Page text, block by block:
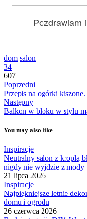
Pozdrawiam
dom salon
34
607
Poprzedni
Przepis na ogórki kiszone.
Następny
Balkon w bloku w stylu
You may also like
Inspiracje
Neutralny salon z kroplą
nigdy nie wyjdzie z mody
21 lipca 2026
Inspiracje
Najpiękniejsze letnie
domu i ogrodu
26 czerwca 2026